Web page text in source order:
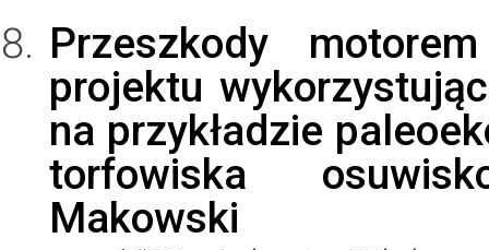
Przeszkody
projektu
na przykładzie
torfowiska
Makowski